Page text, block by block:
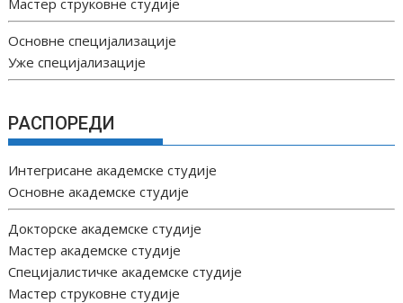
Основне специјализације
Уже специјализације
РАСПОРЕДИ
Интегрисане академске студије
Основне академске студије
Докторске академске студије
Мастер академске студије
Специјалистичке академске студије
Мастер струковне студије